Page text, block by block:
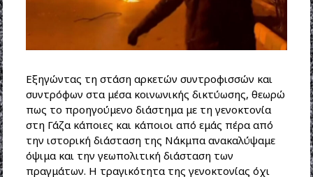
Εξηγώντας τη στάση αρκετών συντροφισσών και
συντρόφων στα μέσα κοινωνικής δικτύωσης, θεωρώ
πως το προηγούμενο διάστημα με τη γενοκτονία
στη Γάζα κάποιες και κάποιοι από εμάς πέρα από
την ιστορική διάσταση της Νάκμπα ανακαλύψαμε
όψιμα και την γεωπολιτική διάσταση των
πραγμάτων. Η τραγικότητα της γενοκτονίας όχι